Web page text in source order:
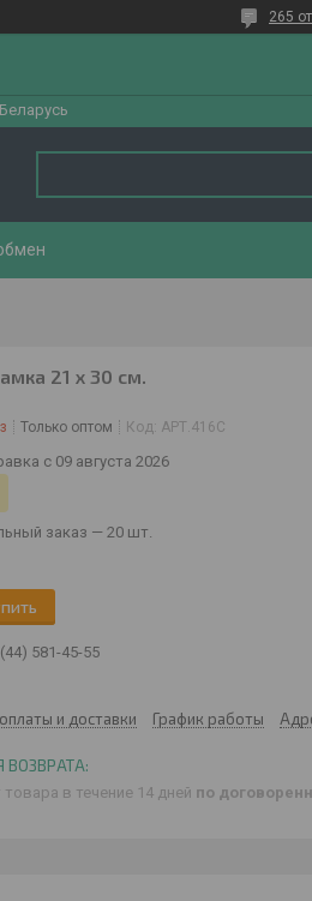
265
21 х 30 см.
Только оптом Код: АРТ.416С
с 09 августа 2026
заказ — 20 шт.
581-45-55
и доставки График работы
в течение 14 дней по